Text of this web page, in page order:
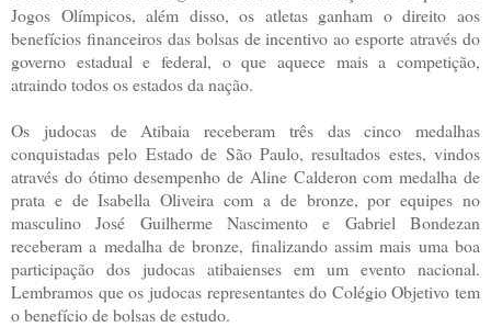
Jogos Olímpicos, além disso, os atletas ganham o direito aos
benefícios financeiros das bolsas de incentivo ao esporte através do
governo estadual e federal, o que aquece mais a competição,
atraindo todos os estados da nação.
Os judocas de Atibaia receberam três das cinco medalhas
conquistadas pelo Estado de São Paulo, resultados estes, vindos
através do ótimo desempenho de Aline Calderon com medalha de
prata e de Isabella Oliveira com a de bronze, por equipes no
masculino José Guilherme Nascimento e Gabriel Bondezan
receberam a medalha de bronze, finalizando assim mais uma boa
participação dos judocas atibaienses em um evento nacional.
Lembramos que os judocas representantes do Colégio Objetivo tem
o benefício de bolsas de estudo.